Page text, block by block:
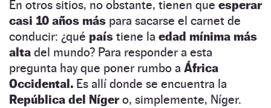
En otros sitios, no obstante, tienen que esperar
casi 10 años más para sacarse el carnet de
conducir: ¿qué país tiene la edad mínima más
alta del mundo? Para responder a esta
pregunta hay que poner rumbo a África
Occidental. Es allí donde se encuentra la
República del Nígero, simplemente, Níger.